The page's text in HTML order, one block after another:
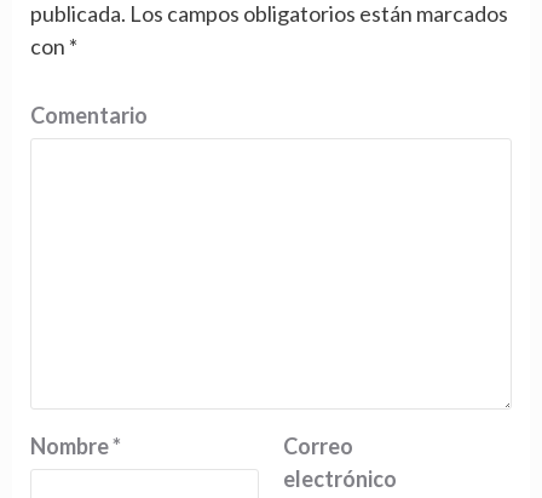
publicada. Los campos obligatorios están marcados
con *
Comentario
Nombre*
Correo
electrónico